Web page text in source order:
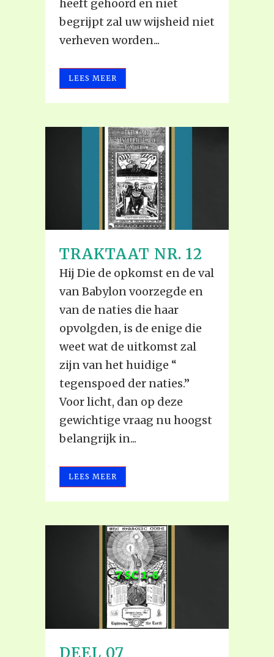
heeft gehoord en niet
begrijpt zal uw wijsheid niet
verheven worden...
LEES MEER
TRAKTAAT NR. 12
Hij Die de opkomst en de val
van Babylon voorzegde en
van de naties die haar
opvolgden, is de enige die
weet wat de uitkomst zal
zijn van het huidige “
tegenspoed der naties.”
Voor licht, dan op deze
gewichtige vraag nu hoogst
belangrijk in...
LEES MEER
DEEL 07